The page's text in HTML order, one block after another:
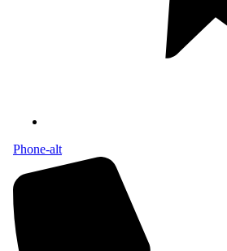
Phone-alt